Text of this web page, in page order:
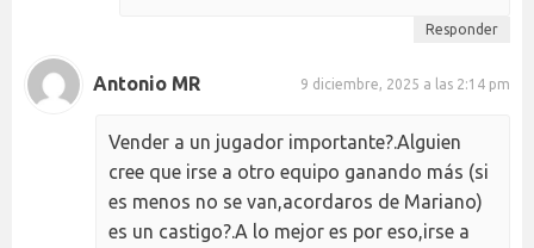
Responder
Antonio MR 9 diciembre, 2025 a las 2:14 pm
Vender a un jugador importante?.Alguien
cree que irse a otro equipo ganando más (si
es menos no se van,acordaros de Mariano)
es un castigo?.A lo mejor es por eso,irse a